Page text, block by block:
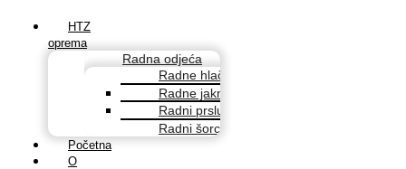
HTZ
oprema
Radna odjeća
Radne hlače
Radne jakne
Radni prsluci
Radni šorcevi
Početna
O